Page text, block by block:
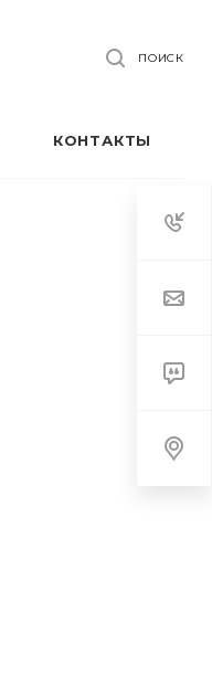
ПОИСК
КОНТАКТЫ